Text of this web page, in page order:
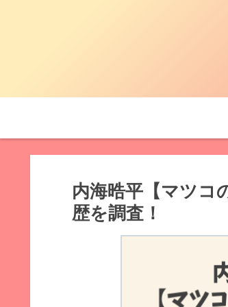
内海晧平【マツコ
歴を調査！